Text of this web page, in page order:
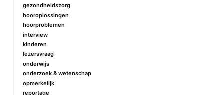
Naam*
gezondheidszorg
hooroplossingen
hoorproblemen
interview
kinderen
lezersvraag
onderwijs
onderzoek & wetenschap
opmerkelijk
reportage